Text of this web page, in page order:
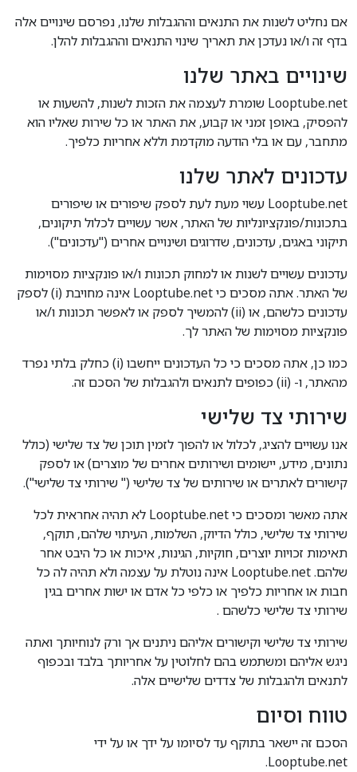
אם נחליט לשנות את התנאים וההגבלות שלנו, נפרסם שינויים אלה
בדף זה ו/או נעדכן את תאריך שינוי התנאים וההגבלות להלן.
שינויים באתר שלנו
Looptube.net שומרת לעצמה את הזכות לשנות, להשעות או
להפסיק, באופן זמני או קבוע, את האתר או כל שירות שאליו הוא
מתחבר, עם או בלי הודעה מוקדמת וללא אחריות כלפיך.
עדכונים לאתר שלנו
Looptube.net עשוי מעת לעת לספק שיפורים או שיפורים
בתכונות/פונקציונליות של האתר, אשר עשויים לכלול תיקונים,
תיקוני באגים, עדכונים, שדרוגים ושינויים אחרים ("עדכונים").
עדכונים עשויים לשנות או למחוק תכונות ו/או פונקציות מסוימות
של האתר. אתה מסכים כי Looptube.net אינה מחויבת (i) לספק
עדכונים כלשהם, או (ii) להמשיך לספק או לאפשר תכונות ו/או
פונקציות מסוימות של האתר לך.
כמו כן, אתה מסכים כי כל העדכונים ייחשבו (i) כחלק בלתי נפרד
מהאתר, ו- (ii) כפופים לתנאים ולהגבלות של הסכם זה.
שירותי צד שלישי
אנו עשויים להציג, לכלול או להפוך לזמין תוכן של צד שלישי (כולל
נתונים, מידע, יישומים ושירותים אחרים של מוצרים) או לספק
קישורים לאתרים או שירותים של צד שלישי (" שירותי צד שלישי").
אתה מאשר ומסכים כי Looptube.net לא תהיה אחראית לכל
שירותי צד שלישי, כולל הדיוק, השלמות, העיתוי שלהם, תוקף,
תאימות זכויות יוצרים, חוקיות, הגינות, איכות או כל היבט אחר
שלהם. Looptube.net אינה נוטלת על עצמה ולא תהיה לה כל
חבות או אחריות כלפיך או כלפי כל אדם או ישות אחרים בגין
שירותי צד שלישי כלשהם .
שירותי צד שלישי וקישורים אליהם ניתנים אך ורק לנוחיותך ואתה
ניגש אליהם ומשתמש בהם לחלוטין על אחריותך בלבד ובכפוף
לתנאים ולהגבלות של צדדים שלישיים אלה.
טווח וסיום
הסכם זה יישאר בתוקף עד לסיומו על ידך או על ידי
Looptube.net.